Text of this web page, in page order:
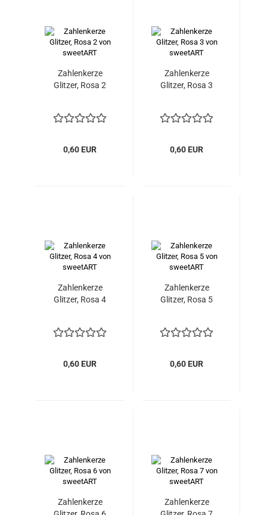
Zahlenkerze
Glitzer, Rosa 2
0,60 EUR
Zahlenkerze
Glitzer, Rosa 3
0,60 EUR
Zahlenkerze
Glitzer, Rosa 4
0,60 EUR
Zahlenkerze
Glitzer, Rosa 5
0,60 EUR
Zahlenkerze
Zahlenkerze